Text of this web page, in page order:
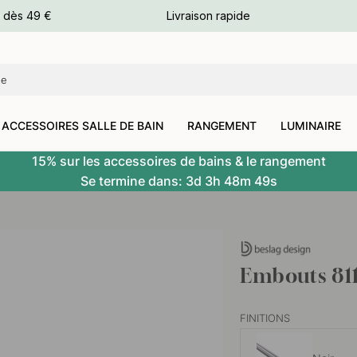
dès 49 € Livraison rapide
ACCESSOIRES SALLE DE BAIN RANGEMENT LUMINAIRE
15% sur les accessoires de bains & le rangement
Se termine dans: 3d 3h 48m 48s
Embouts
FINITIONS